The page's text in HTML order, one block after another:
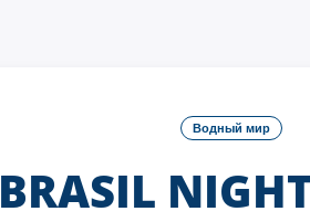
Водный мир
BRASIL